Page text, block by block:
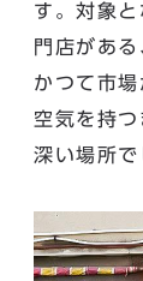
す。対象
門店があ
かつて市
空気を持
深い場所で